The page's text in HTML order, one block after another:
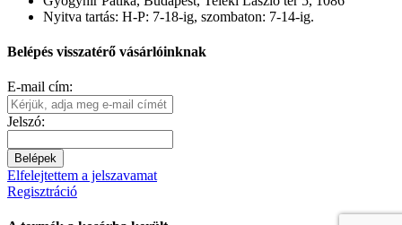
Nyitva tartás: H-P: 7-18-ig, szombaton: 7-14-ig.
Belépés visszatérő vásárlóinknak
E-mail cím:
Jelszó:
Belépek
Elfelejtettem a jelszavamat
Regisztráció